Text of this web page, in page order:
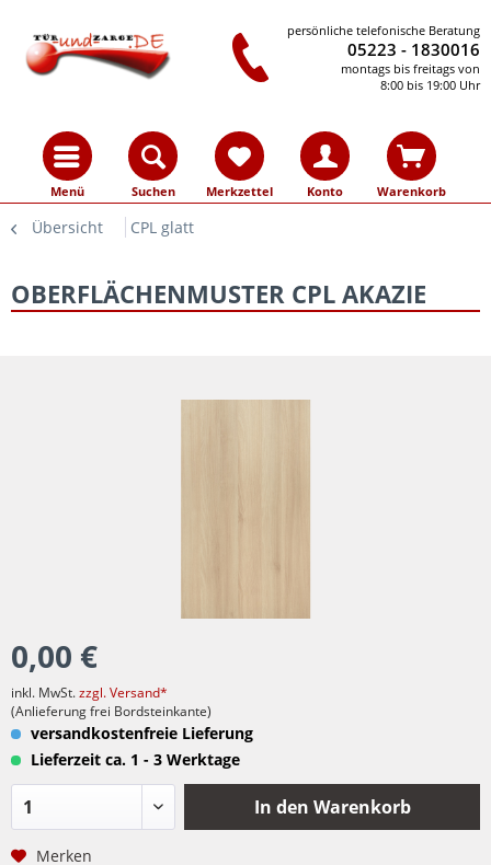
persönliche telefonische Beratung
05223 - 1830016
montags bis freitags von
8:00 bis 19:00 Uhr
Menü Suchen Merkzettel Konto Warenkorb
Übersicht CPL glatt
OBERFLÄCHENMUSTER CPL AKAZIE
0,00 €
inkl. MwSt.zzgl. Versand*
(Anlieferung frei Bordsteinkante)
versandkostenfreie Lieferung
Lieferzeit ca. 1 - 3 Werktage
In den Warenkorb
Merken